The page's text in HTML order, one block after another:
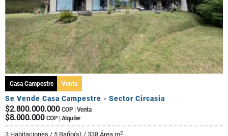
Casa Campestre Venta
Se Vende Casa Campestre - Sector Circasia
$2.800.000.000 COP | Venta
$8.000.000 COP | Alquiler
3 Habitaciones / 5 Baño(s) / 338 Área m2